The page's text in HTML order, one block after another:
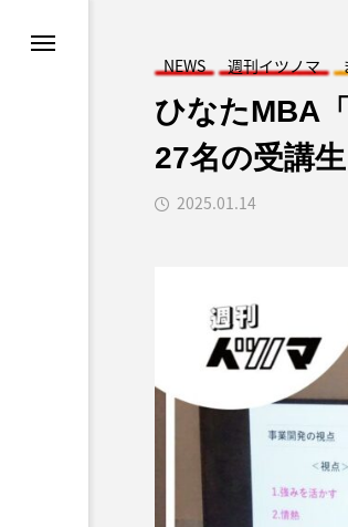
NEWS 週刊イツノマ
ひなたMBA
27名の受講
2025.01.14